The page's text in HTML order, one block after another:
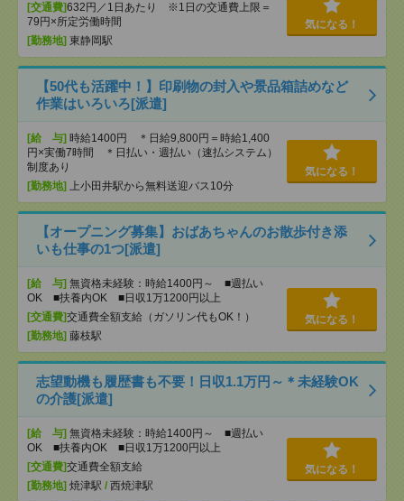
[交通費]632円／1日あたり ※1日の交通費上限＝
79円×所定労働時間
[勤務地] 東静岡駅
気になる！
【50代も活躍中！】印刷物の封入や景品箱詰めなど
作業はいろいろ[派遣]
[給 与] 時給1400円 ＊日給9,800円＝時給1,400
円×実働7時間 ＊日払い・週払い（速払システム）
制度あり
[勤務地] 上小田井駅から無料送迎バス10分
気になる！
【オープニング募集】おばあちゃんのお散歩付き添
いも仕事の1つ[派遣]
[給 与] 無資格未経験：時給1400円～ ■週払い
OK ■扶養内OK ■日収1万1200円以上
[交通費]交通費全額支給（ガソリン代もOK！）
[勤務地] 藤枝駅
気になる！
志望動機も履歴書も不要！日収1.1万円～＊未経験OK
の介護[派遣]
[給 与] 無資格未経験：時給1400円～ ■週払い
OK ■扶養内OK ■日収1万1200円以上
[交通費]交通費全額支給
[勤務地] 焼津駅 / 西焼津駅
気になる！